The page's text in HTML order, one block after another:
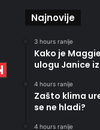
Najnovije
3 hours ranije
Kako je
ulogu Janice
4 hours ranije
Zašto klima
se ne hladi?
4 hours ranije